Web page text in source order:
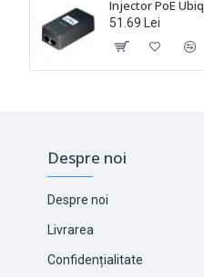
51.69 Lei
Despre noi
Despre noi
Livrarea
Confidențialitate